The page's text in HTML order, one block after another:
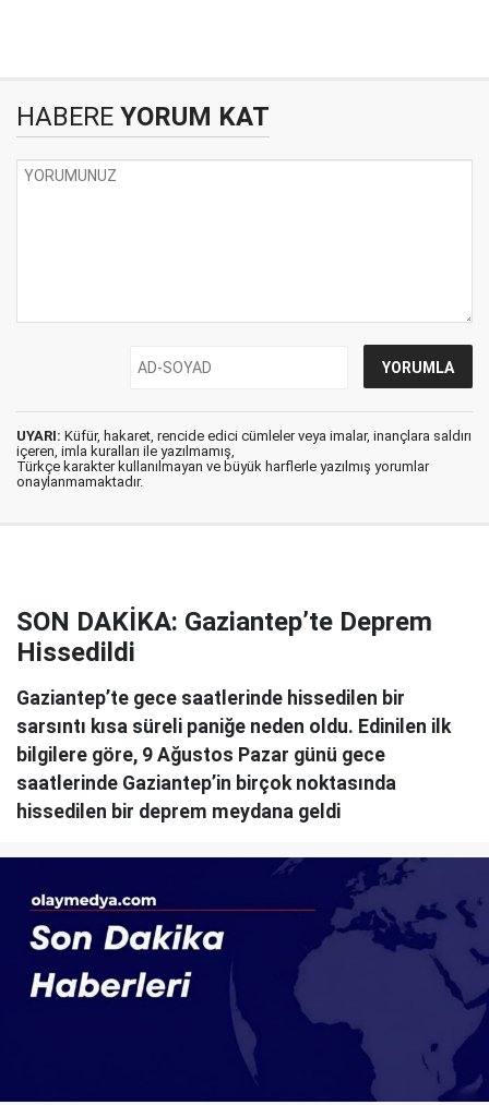
HABERE YORUM KAT
UYARI: Küfür, hakaret, rencide edici cümleler veya imalar, inançlara saldırı
içeren, imla kuralları ile yazılmamış,
Türkçe karakter kullanılmayan ve büyük harflerle yazılmış yorumlar
onaylanmamaktadır.
SON DAKİKA: Gaziantep’te Deprem
Hissedildi
Gaziantep’te gece saatlerinde hissedilen bir
sarsıntı kısa süreli paniğe neden oldu. Edinilen ilk
bilgilere göre, 9 Ağustos Pazar günü gece
saatlerinde Gaziantep’in birçok noktasında
hissedilen bir deprem meydana geldi